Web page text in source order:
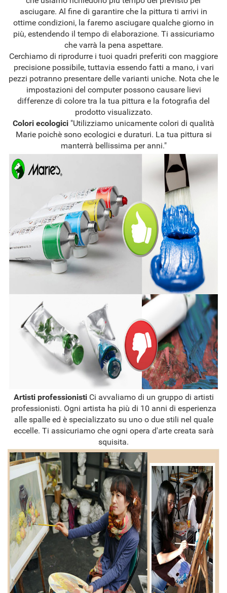
asciugare. Al fine di garantire che la pittura ti arrivi in
ottime condizioni, la faremo asciugare qualche giorno in
più, estendendo il tempo di elaborazione. Ti assicuriamo
che varrà la pena aspettare.
Cerchiamo di riprodurre i tuoi quadri preferiti con maggiore
precisione possibile, tuttavia essendo fatti a mano, i vari
pezzi potranno presentare delle varianti uniche. Nota che le
impostazioni del computer possono causare lievi
differenze di colore tra la tua pittura e la fotografia del
prodotto visualizzato.
Colori ecologici "Utilizziamo unicamente colori di qualità
Marie poichè sono ecologici e duraturi. La tua pittura si
manterrà bellissima per anni."
Artisti professionisti Ci avvaliamo di un gruppo di artisti
professionisti. Ogni artista ha più di 10 anni di esperienza
alle spalle ed è specializzato su uno o due stili nel quale
eccelle. Ti assicuriamo che ogni opera d'arte creata sarà
squisita.